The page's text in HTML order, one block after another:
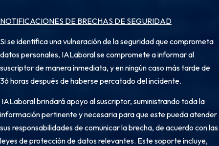
NOTIFICACIONES DE BRECHAS DE SEGURIDAD
Si se identifica una vulneración de la seguridad que comprometa
datos personales, IALaboral se compromete a informar al
suscriptor de manera inmediata, y en ningún caso más tarde de
36 horas después de haberse percatado del incidente.
IALaboral brindará apoyo al suscriptor, suministrando toda la
información pertinente y necesaria para que este pueda atender
sus responsabilidades de comunicar la brecha, de acuerdo con las
leyes de protección de datos relevantes. Este soporte incluye,